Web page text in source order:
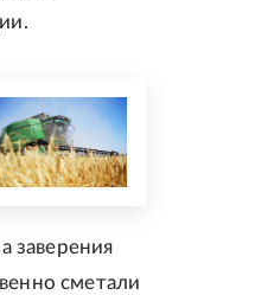
заверения
сметали